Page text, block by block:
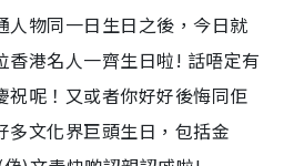
人物同一日生日之後，今日就
香港名人一齊生日啦! 話唔定有
祝呢！又或者你好好後悔同佢
多文化界巨頭生日，包括金